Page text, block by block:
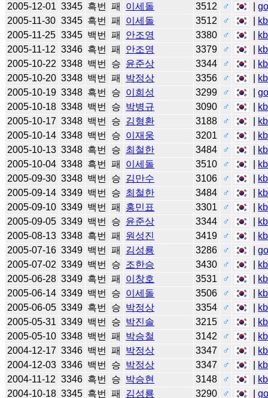
2005-12-01 3345 흑번 패 이세돌 3512 ♂ |
2005-11-30 3345 흑번 패 이세돌 3512 ♂
2005-11-25 3345 백번 패 안조영 3380 ♂
2005-11-12 3346 흑번 패 안조영 3379 ♂
2005-10-22 3348 백번 승 윤준상 3344 ♂
2005-10-20 3348 백번 패 박정상 3356 ♂
2005-10-19 3348 흑번 승 이희성 3299 ♂ |
2005-10-18 3348 백번 승 박병규 3090 ♂
2005-10-17 3348 백번 승 김형환 3188 ♂
2005-10-14 3348 백번 승 이재웅 3201 ♂
2005-10-13 3348 흑번 승 최철한 3484 ♂
2005-10-04 3348 흑번 패 이세돌 3510 ♂
2005-09-30 3348 백번 승 김만수 3106 ♂
2005-09-14 3349 백번 승 최철한 3484 ♂
2005-09-10 3349 백번 패 홍민표 3301 ♂
2005-09-05 3349 백번 승 윤준상 3344 ♂
2005-08-13 3348 흑번 패 원성진 3419 ♂
2005-07-16 3349 백번 패 김성룡 3286 ♂ |
2005-07-02 3349 백번 승 조한승 3430 ♂
2005-06-28 3349 흑번 패 이창호 3531 ♂
2005-06-14 3349 백번 승 이세돌 3506 ♂
2005-06-05 3349 흑번 승 박정상 3354 ♂
2005-05-31 3349 백번 승 박진솔 3215 ♂
2005-05-10 3348 백번 패 박승철 3142 ♂
2004-12-17 3346 백번 패 박정상 3347 ♂
2004-12-03 3346 백번 승 박정상 3347 ♂
2004-11-12 3346 흑번 승 박승현 3148 ♂
2004-10-18 3345 흑번 패 김성룡 3290 ♂ |